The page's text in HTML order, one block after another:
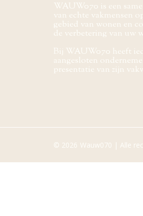
WAUW070 is een
van echte vakmensen
gebied van wonen en
de verbetering van uw
Bij WAUW070 heeft
aangesloten
presentatie van zijn
© 2026 Wauw070 | Alle